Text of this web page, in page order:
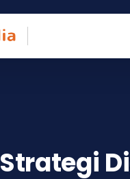
Strategi